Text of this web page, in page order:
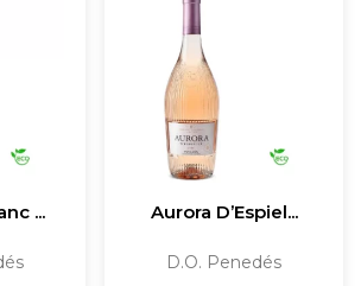
... Aurora D’Espiel...
D.O. Penedés